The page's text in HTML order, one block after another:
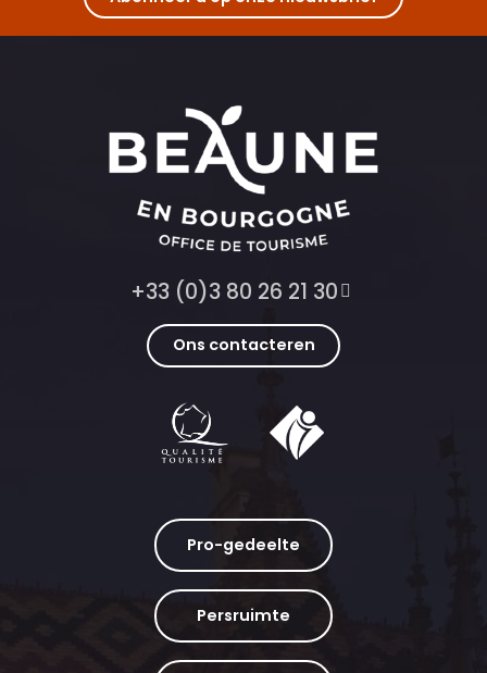
+33 (0)3 80 26 21 30
Ons contacteren
Pro-gedeelte
Persruimte